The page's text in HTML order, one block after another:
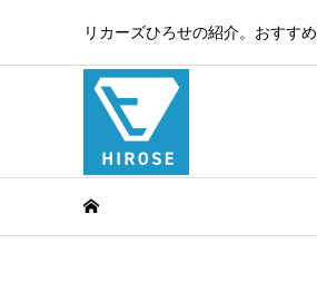
リカーズひろせの紹介。おすす